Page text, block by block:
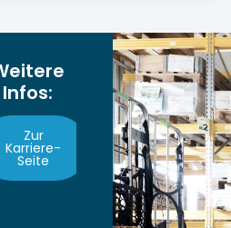
Infos:
Zur
Karriere-
Seite